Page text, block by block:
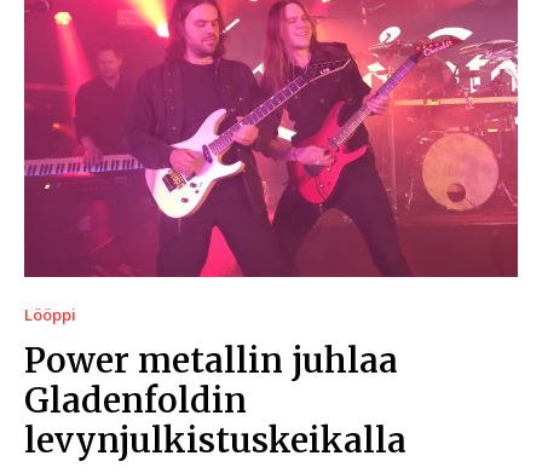
Lööppi
Power metallin juhlaa
Gladenfoldin
levynjulkistuskeikalla